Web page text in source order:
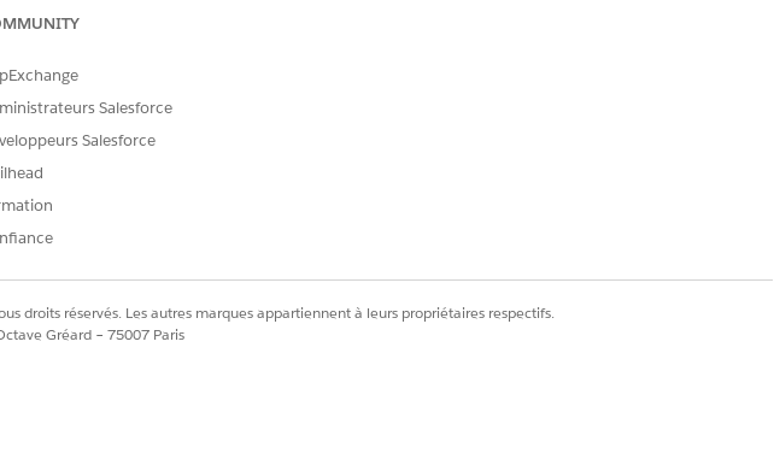
Salesforce
Salesforce
droits réservés. Les autres marques appartiennent à leurs propriétaires respectifs.
Gréard – 75007 Paris